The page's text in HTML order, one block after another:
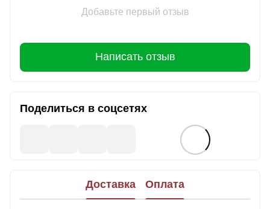
Добавьте первый отзыв
Написать отзыв
Поделиться в соцсетях
Доставка Оплата